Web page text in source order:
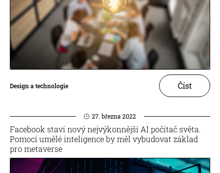
Design a technologie Číst
27. března 2022
Facebook staví nový nejvýkonnější AI počítač světa.
Pomocí umělé inteligence by měl vybudovat základ
pro metaverse